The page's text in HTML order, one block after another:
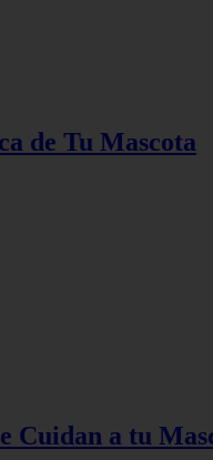
de Tu Mascota
Cuidan a tu